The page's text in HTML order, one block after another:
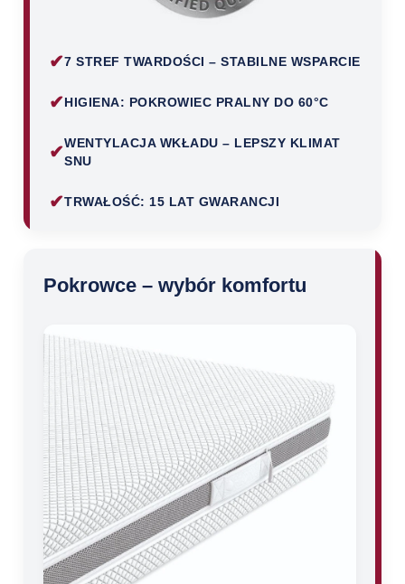
✔7 STREF TWARDOŚCI – STABILNE WSPARCIE
✔HIGIENA: POKROWIEC PRALNY DO 60°C
✔WENTYLACJA WKŁADU – LEPSZY KLIMAT
SNU
✔TRWAŁOŚĆ: 15 LAT GWARANCJI
Pokrowce – wybór komfortu